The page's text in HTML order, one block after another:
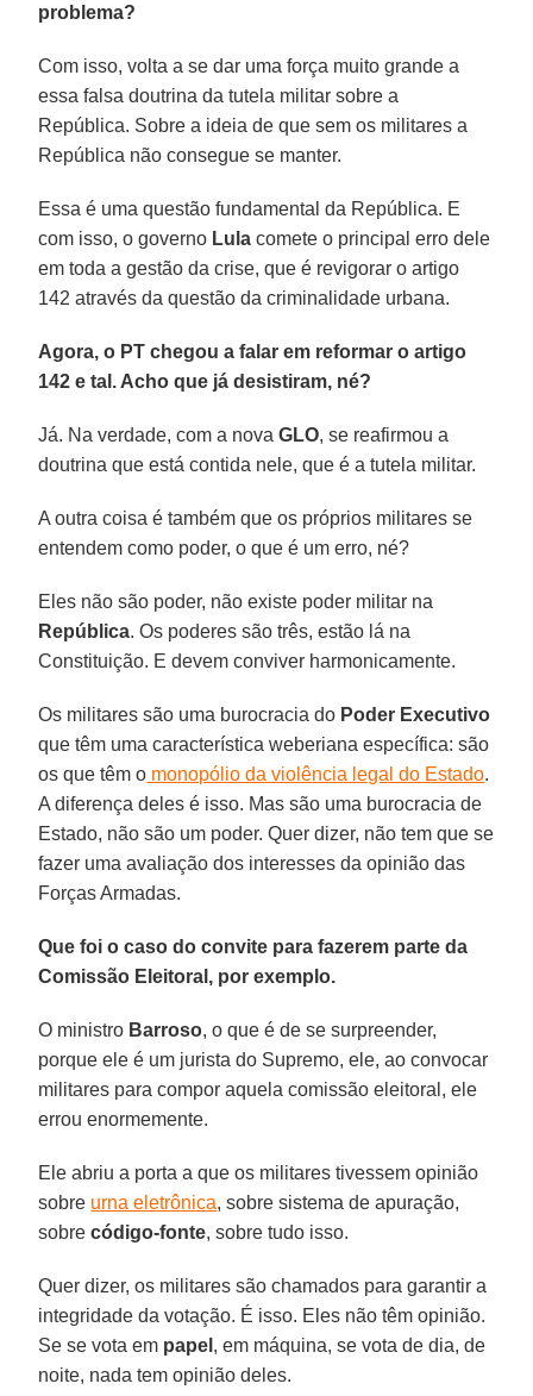
problema?
Com isso, volta a se dar uma força muito grande a
essa falsa doutrina da tutela militar sobre a
República. Sobre a ideia de que sem os militares a
República não consegue se manter.
Essa é uma questão fundamental da República. E
com isso, o governo Lula comete o principal erro dele
em toda a gestão da crise, que é revigorar o artigo
142 através da questão da criminalidade urbana.
Agora, o PT chegou a falar em reformar o artigo
142 e tal. Acho que já desistiram, né?
Já. Na verdade, com a novaGLO, se reafirmou a
doutrina que está contida nele, que é a tutela militar.
A outra coisa é também que os próprios militares se
entendem como poder, o que é um erro, né?
Eles não são poder, não existe poder militar na
República. Os poderes são três, estão lá na
Constituição. E devem conviver harmonicamente.
Os militares são uma burocracia do Poder Executivo
que têm uma característica weberiana específica: são
os que têm o monopólio da violência legal do Estado.
A diferença deles é isso. Mas são uma burocracia de
Estado, não são um poder. Quer dizer, não tem que se
fazer uma avaliação dos interesses da opinião das
Forças Armadas.
Que foi o caso do convite para fazerem parte da
Comissão Eleitoral, por exemplo.
O ministro Barroso, o que é de se surpreender,
porque ele é um jurista do Supremo, ele, ao convocar
militares para compor aquela comissão eleitoral, ele
errou enormemente.
Ele abriu a porta a que os militares tivessem opinião
sobre urna eletrônica, sobre sistema de apuração,
sobrecódigo-fonte, sobre tudo isso.
Quer dizer, os militares são chamados para garantir a
integridade da votação. É isso. Eles não têm opinião.
Se se vota em papel , em máquina, se vota de dia, de
noite, nada tem opinião deles.